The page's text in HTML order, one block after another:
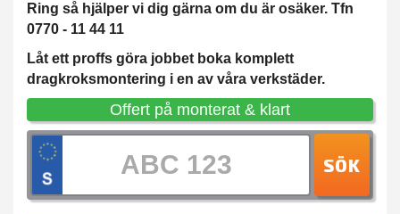
Ring så hjälper vi dig gärna om du är osäker. Tfn
0770 - 11 44 11
Låt ett proffs göra jobbet boka komplett
dragkroksmontering i en av våra verkstäder.
Offert på monterat & klart
SÖK